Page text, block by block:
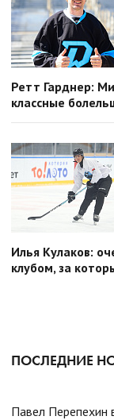
Ретт Гарднер:
классные
Илья Кулаков:
клубом, за
ПОСЛЕДНИЕ
Павел Перепехин